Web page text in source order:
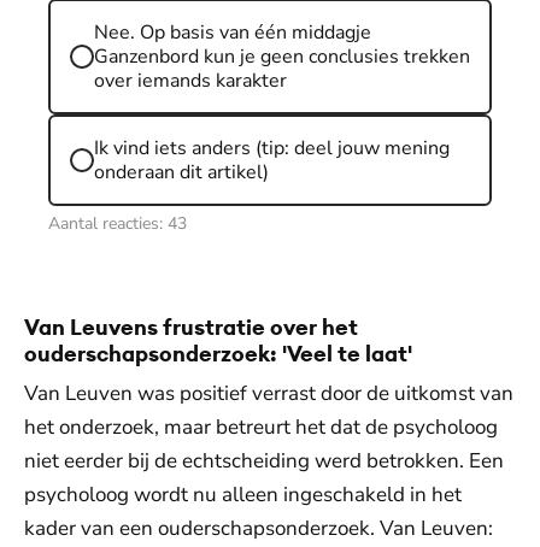
Nee. Op basis van één middagje
Ganzenbord kun je geen conclusies trekken
over iemands karakter
Ik vind iets anders (tip: deel jouw mening
onderaan dit artikel)
Aantal reacties: 43
Van Leuvens frustratie over het
ouderschapsonderzoek: 'Veel te laat'
Van Leuven was positief verrast door de uitkomst van
het onderzoek, maar betreurt het dat de psycholoog
niet eerder bij de echtscheiding werd betrokken. Een
psycholoog wordt nu alleen ingeschakeld in het
kader van een ouderschapsonderzoek. Van Leuven: